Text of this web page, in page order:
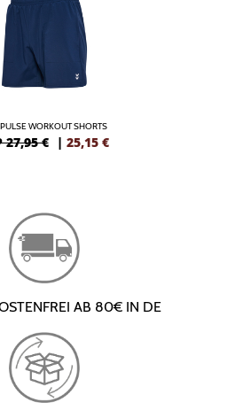
WORKOUT SHORTS
27,95 € | 25,15 €
AB 80€ IN DE